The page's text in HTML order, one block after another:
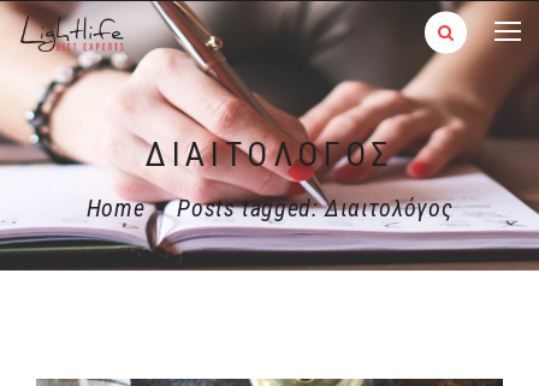
ΔΙΑΙΤΟΛΌΓΟΣ
Home - Posts tagged: Διαιτολόγος